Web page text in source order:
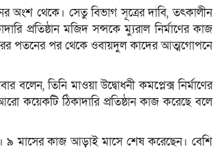
অংশ থেকে। সেতু বিভাগ সূত্রের দাবি, তৎকালীন
প্রতিষ্ঠান মজিদ সন্সকে ম্যুরাল নির্মাণের কাজ
পতনের পর থেকে ওবায়দুল কাদের আত্মগোপনে
তিনি মাওয়া উদ্বোধনী কমপ্লেক্স নির্মাণের
কয়েকটি ঠিকাদারি প্রতিষ্ঠান কাজ করেছে বলে
মাসের কাজ আড়াই মাসে শেষ করেছেন। বেশি